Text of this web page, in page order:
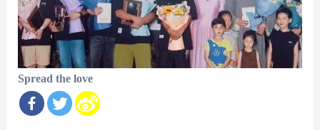
Spread the love